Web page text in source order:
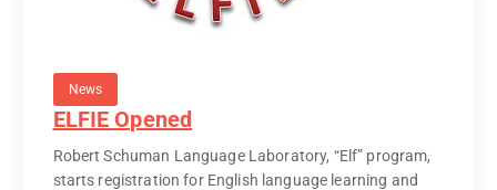
News
ELFIE Opened
Robert Schuman Language Laboratory, “Elf” program,
starts registration for English language learning and